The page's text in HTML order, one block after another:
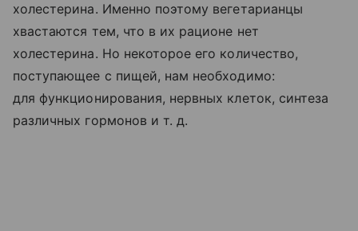
холестерина. Именно поэтому вегетарианцы
хвастаются тем, что в их рационе нет
холестерина. Но некоторое его количество,
поступающее с пищей, нам необходимо:
для функционирования, нервных клеток, синтеза
различных гормонов и т. д.